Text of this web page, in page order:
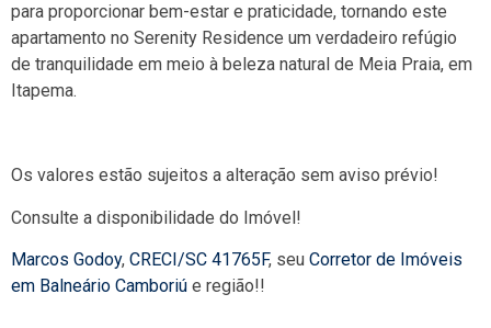
para proporcionar bem-estar e praticidade, tornando este
apartamento no Serenity Residence um verdadeiro refúgio
de tranquilidade em meio à beleza natural de Meia Praia, em
Itapema.
Os valores estão sujeitos a alteração sem aviso prévio!
Consulte a disponibilidade do Imóvel!
Marcos Godoy, CRECI/SC 41765F, seu Corretor de Imóveis
em Balneário Camboriú e região!!